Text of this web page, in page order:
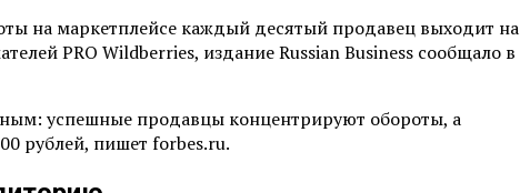
на маркетплейсе каждый десятый продавец выходит на
PRO Wildberries, издание Russian Business сообщало в
успешные продавцы концентрируют обороты, а
рублей, пишет forbes.ru.